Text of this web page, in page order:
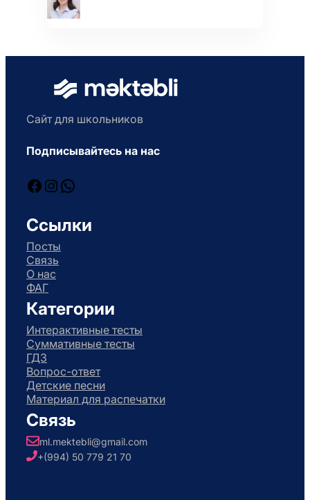
Сайт для школьников
Подписывайтесь на нас
Facebook
Instagram
WhatsApp
Ссылки
Посты
Связь
О нас
ФАГ
Категории
Интерактивные тесты
Суммативные тесты
ГДЗ
Вопрос-ответ
Детские песни
Материал для распечатки
Связь
ml.mektebli@gmail.com
+(994) 50 779 21 70